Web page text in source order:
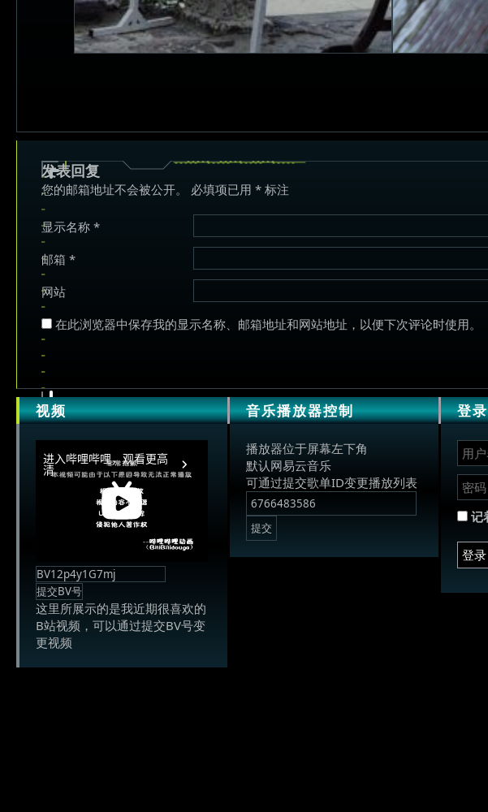
发表回复
您的邮箱地址不会被公开。 必填项已用 * 标注
显示名称 *
邮箱 *
网站
在此浏览器中保存我的显示名称、邮箱地址和网站地址，以便下次评论时使用。
视频
这里所展示的是我近期很喜欢的
B站视频，可以通过提交BV号变
更视频
音乐播放器控制
播放器位于屏幕左下角
默认网易云音乐
可通过提交歌单ID变更播放列表
登录
记
登录